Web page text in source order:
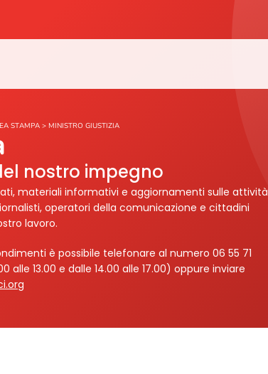
STAMPA > MINISTRO GIUSTIZIA
nostro impegno
materiali informativi e aggiornamenti sulle attività
operatori della comunicazione e cittadini
lavoro.
è possibile telefonare al numero 06 55 71
alle 13.00 e dalle 14.00 alle 17.00) oppure inviare